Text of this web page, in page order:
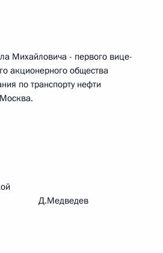
Михайловича - первого вице-
акционерного общества
по транспорту нефти